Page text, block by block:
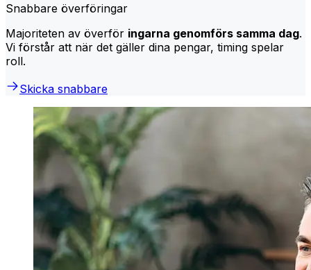
Snabbare överföringar
Majoriteten av överför ingarna genomförs samma dag.
Vi förstår att när det gäller dina pengar, timing spelar
roll.
Skicka snabbare